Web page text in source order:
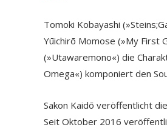
Tomoki Kobayashi
Yūichirō Momose (»My First
(»Utawaremono«) die
Omega«) komponiert den
Sakon Kaidō veröffentlicht
Seit Oktober 2016